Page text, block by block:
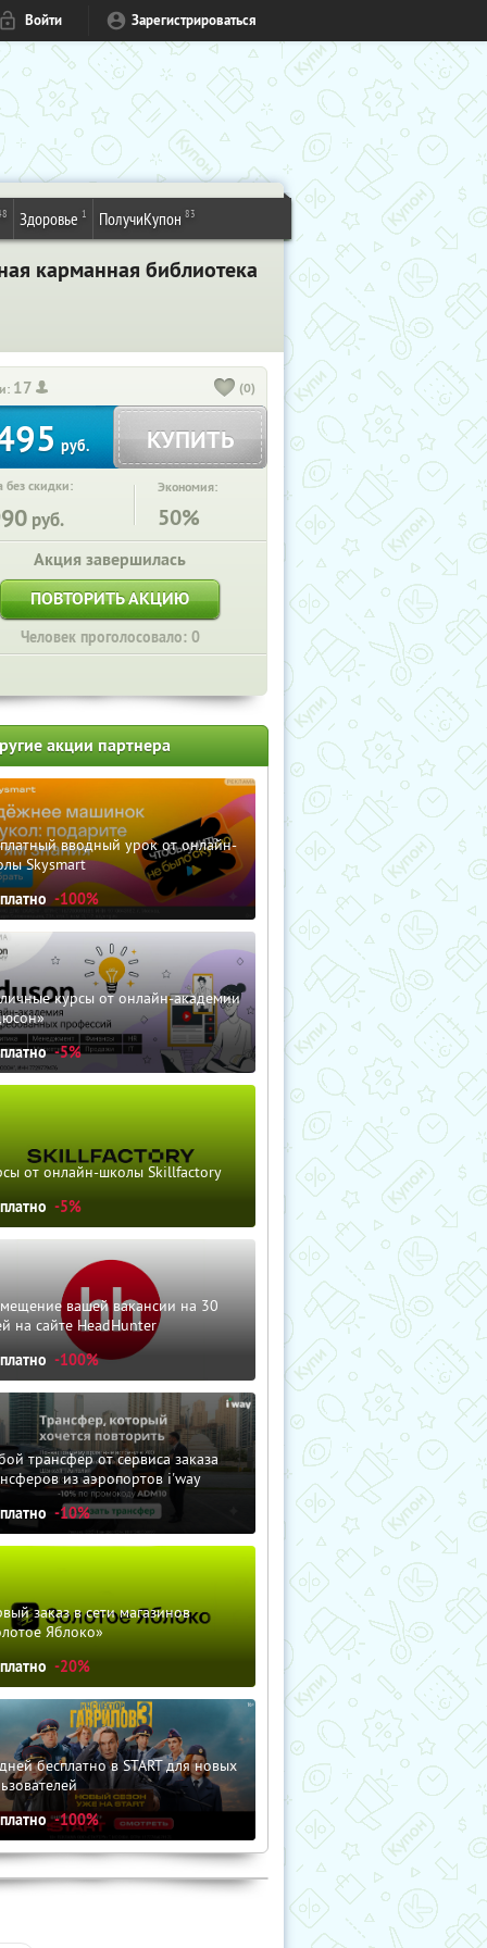
Войти Зарегистрироваться
Здоровье 1 ПолучиКупон 83
карманная библиотека
17 (0)
руб. КУПИТЬ
без скидки:
руб.
Экономия:
50%
Акция завершилась
ПОВТОРИТЬ АКЦИЮ
Человек проголосовало: 0
акции партнера
вводный урок от онлайн-
Skysmart
-100%
курсы от онлайн-академии
-5%
от онлайн-школы Skillfactory
-5%
вашей вакансии на 30
на сайте HeadHunter
-100%
трансфер от сервиса заказа
из аэропортов i'way
-10%
заказ в сети магазинов
Яблоко»
-20%
бесплатно в START для новых
-100%